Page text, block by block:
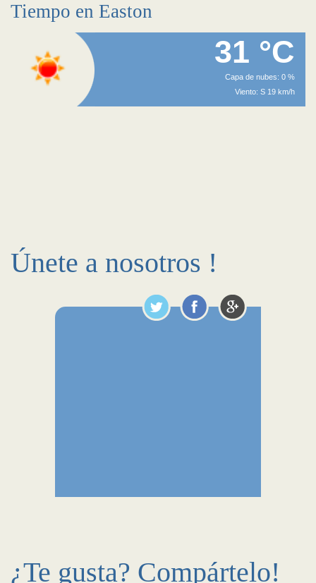
Tiempo en Easton
31 °C
Capa de nubes: 0 %
Viento: S 19 km/h
Únete a nosotros !
¿Te gusta? Compártelo!